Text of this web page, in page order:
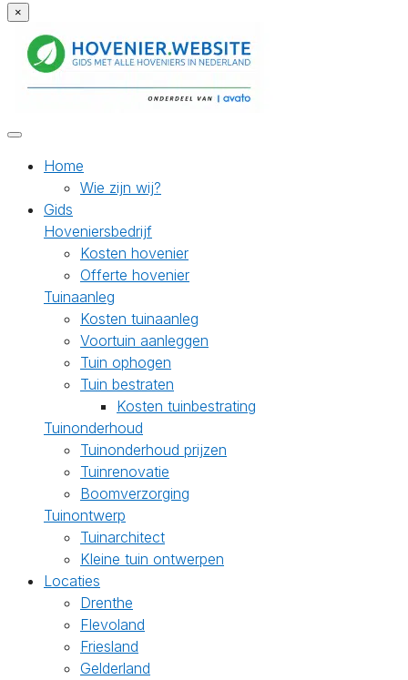
×
Home
Wie zijn wij?
Gids
Hoveniersbedrijf
Kosten hovenier
Offerte hovenier
Tuinaanleg
Kosten tuinaanleg
Voortuin aanleggen
Tuin ophogen
Tuin bestraten
Kosten tuinbestrating
Tuinonderhoud
Tuinonderhoud prijzen
Tuinrenovatie
Boomverzorging
Tuinontwerp
Tuinarchitect
Kleine tuin ontwerpen
Locaties
Drenthe
Flevoland
Friesland
Gelderland